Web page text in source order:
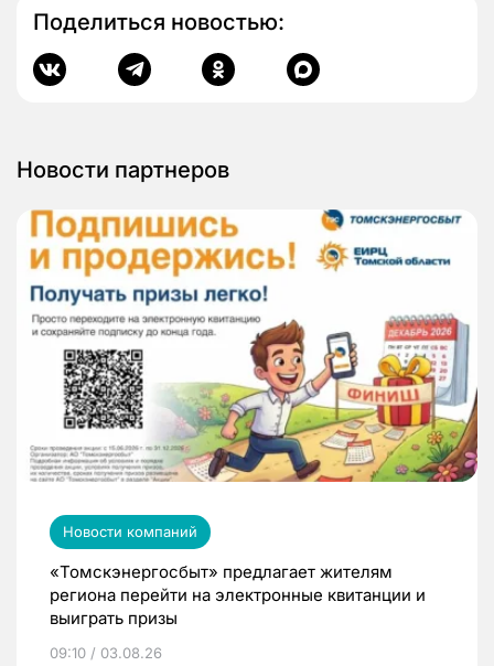
Поделиться новостью:
Новости партнеров
Новости компаний
«Томскэнергосбыт» предлагает жителям
региона перейти на электронные квитанции и
выиграть призы
09:10 / 03.08.26